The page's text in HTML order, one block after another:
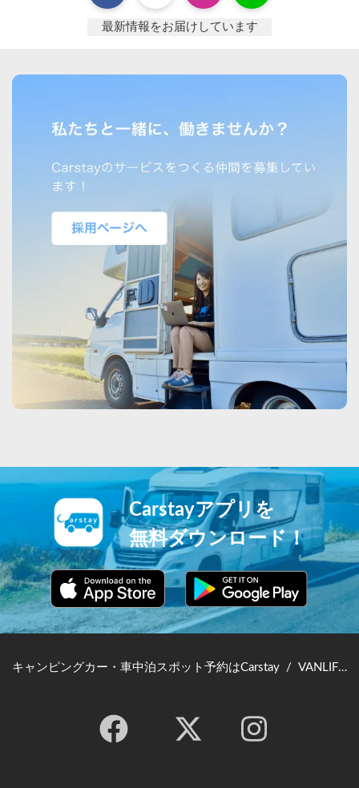
最新情報をお届けしています
Carstayアプリを
無料ダウンロード！
キャンピングカー・車中泊スポット予約はCarstay / VANLIFE JAPAN TOP